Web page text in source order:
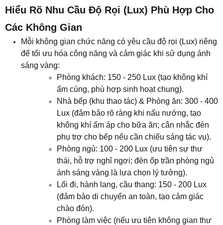
Hiểu Rõ Nhu Cầu Độ Rọi (Lux) Phù Hợp Cho
Các Không Gian
Mỗi không gian chức năng có yêu cầu độ rọi (Lux) riêng
để tối ưu hóa công năng và cảm giác khi sử dụng ánh
sáng vàng:
Phòng khách: 150 - 250 Lux (tạo không khí
ấm cúng, phù hợp sinh hoạt chung).
Nhà bếp (khu thao tác) & Phòng ăn: 300 - 400
Lux (đảm bảo rõ ràng khi nấu nướng, tạo
không khí ấm áp cho bữa ăn; cân nhắc đèn
phụ trợ cho bếp nếu cần chiếu sáng tác vụ).
Phòng ngủ: 100 - 200 Lux (ưu tiên sự thư
thái, hỗ trợ nghỉ ngơi; đèn ốp trần phòng ngủ
ánh sáng vàng là lựa chọn lý tưởng).
Lối đi, hành lang, cầu thang: 150 - 200 Lux
(đảm bảo di chuyển an toàn, tạo cảm giác
chào đón).
Phòng làm việc (nếu ưu tiên không gian thư